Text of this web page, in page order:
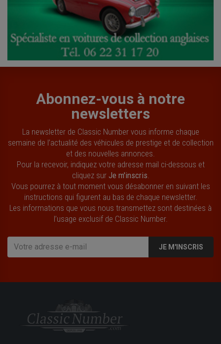
Abonnez-vous à notre
newsletters
La newsletter de Classic Number vous informe chaque
semaine de l’actualité des véhicules de prestige et de collection
et des nouvelles annonces.
Pour la recevoir, indiquez votre adresse mail ci-dessous et
cliquez sur Je m'inscris
Vous pourrez à tout moment vous désabonner en suivant les
instructions qui figurent au bas de chaque newsletter.
Les informations que vous nous transmettez sont destinées à
l’usage exclusif de Classic Number.
JE M'INSCRIS